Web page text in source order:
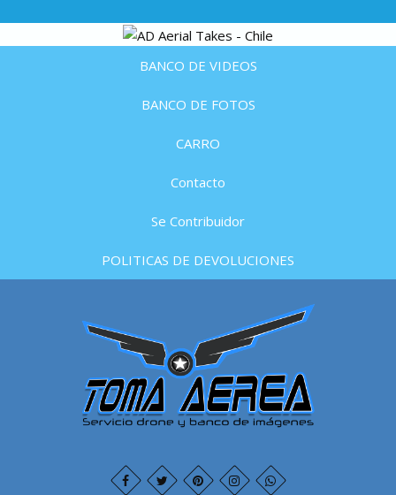
BANCO DE VIDEOS
BANCO DE FOTOS
CARRO
Contacto
Se Contribuidor
POLITICAS DE DEVOLUCIONES